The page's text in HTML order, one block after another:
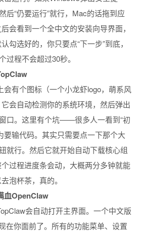
后“仍要运行”就行，Mac的话拖到应
会看到一个全中文的安装向导界面，
勾选好的，你只要点“下一步”到底，
过程不会超过30秒。
会有个图标（一个小龙虾logo，萌系风
会自动检测你的系统环境，然后弹出
口。这里有个坑——很多人一看到“初
要输代码。其实只需要点一下那个大
就行。然后它就开始自动下载核心组
过程进度条会动，大概两分多钟就能
泡杯茶，真的。
血OpenClaw
会自动打开主界面。一个中文版
在你面前了。所有的功能菜单、设置